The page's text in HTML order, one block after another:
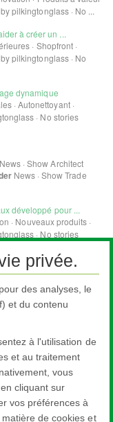
privée.
des analyses, le
et du contenu
à l'utilisation de
et au traitement
vous
cliquant sur
vos préférences à
de cookies et